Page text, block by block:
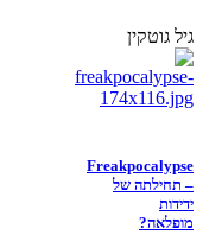
גיל גוטקין
Freakpocalypse
– תחילתה של
ידידות
מופלאה?